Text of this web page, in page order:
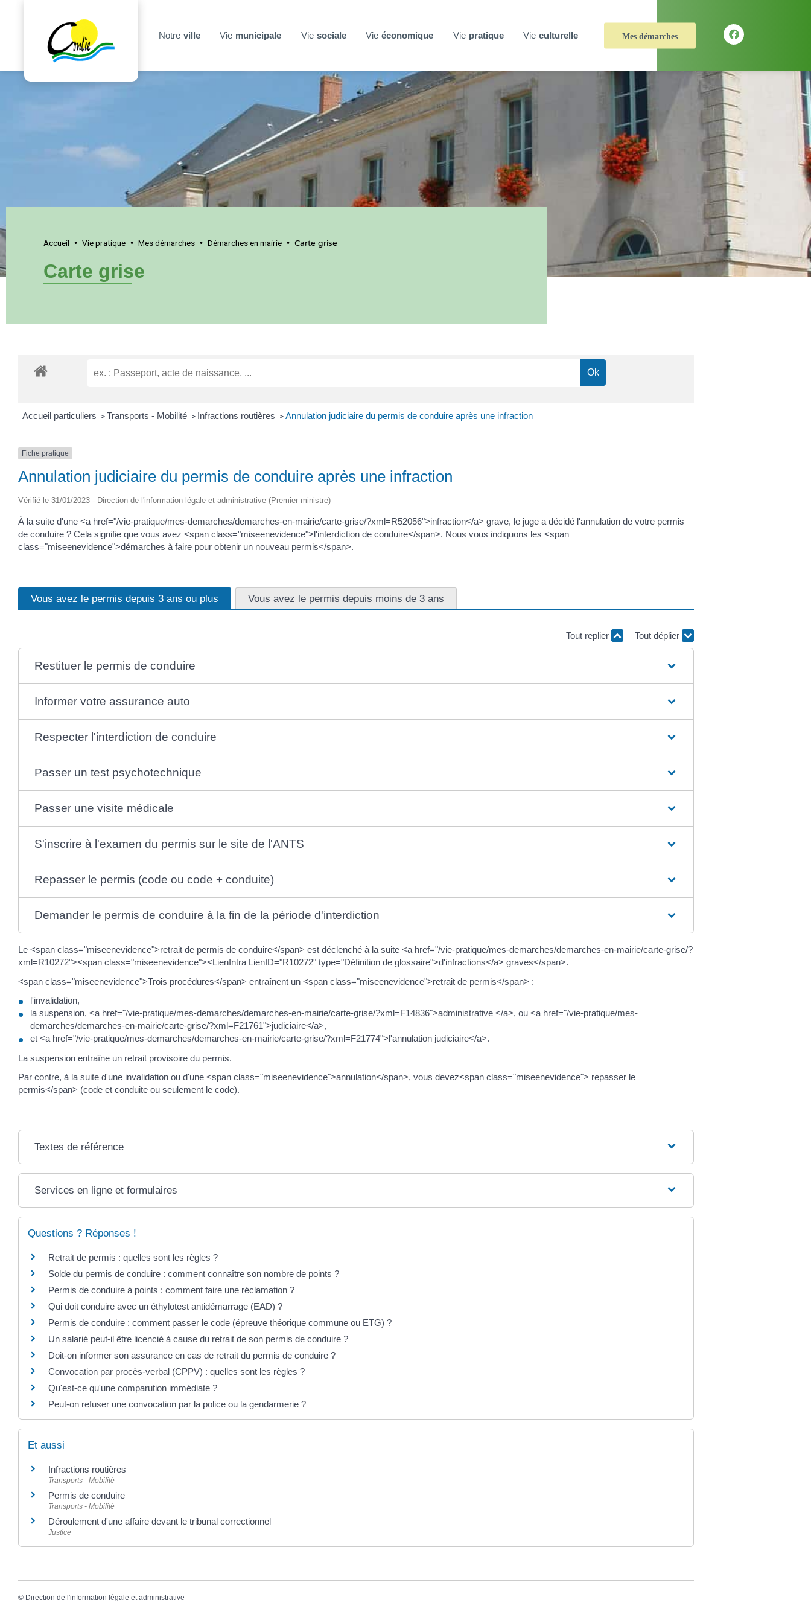
Notre ville Vie municipale Vie sociale Vie économique Vie pratique Vie culturelle Mes démarches
Accueil • Vie pratique • Mes démarches • Démarches en mairie • Carte grise
Carte grise
Accueil particuliers > Transports - Mobilité > Infractions routières > Annulation judiciaire du permis de conduire après une infraction
Fiche pratique
Annulation judiciaire du permis de conduire après une infraction
Vérifié le 31/01/2023 - Direction de l'information légale et administrative (Premier ministre)
À la suite d'une <a href="/vie-pratique/mes-demarches/demarches-en-mairie/carte-grise/?xml=R52056">infraction</a> grave, le juge a décidé l'annulation de votre permis
de conduire ? Cela signifie que vous avez <span class="miseenevidence">l'interdiction de conduire</span>. Nous vous indiquons les <span
class="miseenevidence">démarches à faire pour obtenir un nouveau permis</span>.
Vous avez le permis depuis 3 ans ou plus Vous avez le permis depuis moins de 3 ans
Tout replier Tout déplier
Restituer le permis de conduire
Informer votre assurance auto
Respecter l'interdiction de conduire
Passer un test psychotechnique
Passer une visite médicale
S'inscrire à l'examen du permis sur le site de l'ANTS
Repasser le permis (code ou code + conduite)
Demander le permis de conduire à la fin de la période d'interdiction
Le <span class="miseenevidence">retrait de permis de conduire</span> est déclenché à la suite <a href="/vie-pratique/mes-demarches/demarches-en-mairie/carte-grise/?
xml=R10272"><span class="miseenevidence"><LienIntra LienID="R10272" type="Définition de glossaire">d'infractions</a> graves</span>.
<span class="miseenevidence">Trois procédures</span> entraînent un <span class="miseenevidence">retrait de permis</span> :
l'invalidation,
la suspension, <a href="/vie-pratique/mes-demarches/demarches-en-mairie/carte-grise/?xml=F14836">administrative </a>, ou <a href="/vie-pratique/mes-
demarches/demarches-en-mairie/carte-grise/?xml=F21761">judiciaire</a>,
et <a href="/vie-pratique/mes-demarches/demarches-en-mairie/carte-grise/?xml=F21774">l'annulation judiciaire</a>.
La suspension entraîne un retrait provisoire du permis.
Par contre, à la suite d'une invalidation ou d'une <span class="miseenevidence">annulation</span>, vous devez<span class="miseenevidence"> repasser le
permis</span> (code et conduite ou seulement le code).
Textes de référence
Services en ligne et formulaires
Questions ? Réponses !
Retrait de permis : quelles sont les règles ?
Solde du permis de conduire : comment connaître son nombre de points ?
Permis de conduire à points : comment faire une réclamation ?
Qui doit conduire avec un éthylotest antidémarrage (EAD) ?
Permis de conduire : comment passer le code (épreuve théorique commune ou ETG) ?
Un salarié peut-il être licencié à cause du retrait de son permis de conduire ?
Doit-on informer son assurance en cas de retrait du permis de conduire ?
Convocation par procès-verbal (CPPV) : quelles sont les règles ?
Qu'est-ce qu'une comparution immédiate ?
Peut-on refuser une convocation par la police ou la gendarmerie ?
Et aussi
Infractions routières
Transports - Mobilité
Permis de conduire
Transports - Mobilité
Déroulement d'une affaire devant le tribunal correctionnel
Justice
© Direction de l'information légale et administrative